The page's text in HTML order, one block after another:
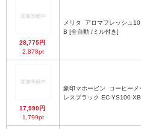
28,775円
2,878pt
メリタ
B [全自動 /ミル付き]
17,990円
1,799pt
象印マホービン
レスブラック EC-YS100-XB